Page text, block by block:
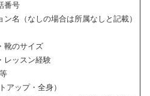
番号
名（なしの場合は所属なしと記載）
靴のサイズ
レッスン経験
アップ・全身）